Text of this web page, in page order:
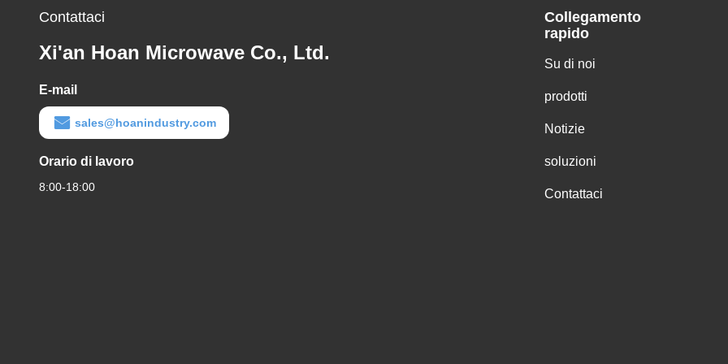
Contattaci
Xi'an Hoan Microwave Co., Ltd.
E-mail
sales@hoanindustry.com
Orario di lavoro
8:00-18:00
Collegamento
rapido
Su di noi
prodotti
Notizie
soluzioni
Contattaci